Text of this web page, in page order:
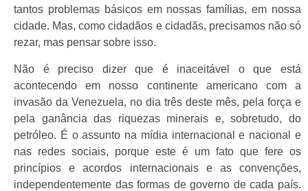
tantos problemas básicos em nossas famílias, em nossa
cidade. Mas, como cidadãos e cidadãs, precisamos não só
rezar, mas pensar sobre isso.
Não é preciso dizer que é inaceitável o que está
acontecendo em nosso continente americano com a
invasão da Venezuela, no dia três deste mês, pela força e
pela ganância das riquezas minerais e, sobretudo, do
petróleo. É o assunto na mídia internacional e nacional e
nas redes sociais, porque este é um fato que fere os
princípios e acordos internacionais e as convenções,
independentemente das formas de governo de cada país.